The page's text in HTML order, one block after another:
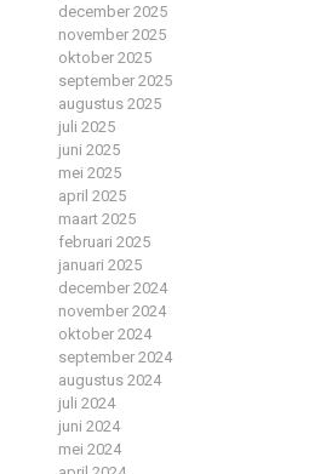
december 2025
november 2025
oktober 2025
september 2025
augustus 2025
juli 2025
juni 2025
mei 2025
april 2025
maart 2025
februari 2025
januari 2025
december 2024
november 2024
oktober 2024
september 2024
augustus 2024
juli 2024
juni 2024
mei 2024